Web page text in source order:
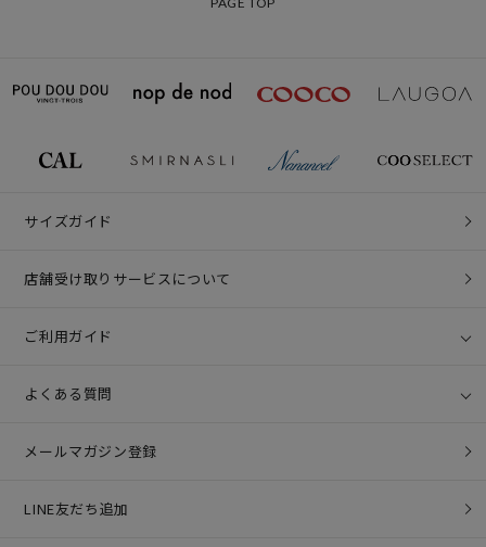
サイズガイド
店舗受け取りサービスについて
ご利用ガイド
よくある質問
メールマガジン登録
LINE友だち追加